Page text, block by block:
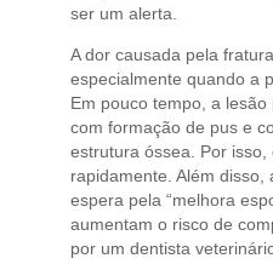
ser um alerta.
A dor causada pela
especialmente quando a
Em pouco tempo, a
com formação de pus e
estrutura óssea. Por
rapidamente. Além
espera pela “melhora
aumentam o risco de
por um dentista